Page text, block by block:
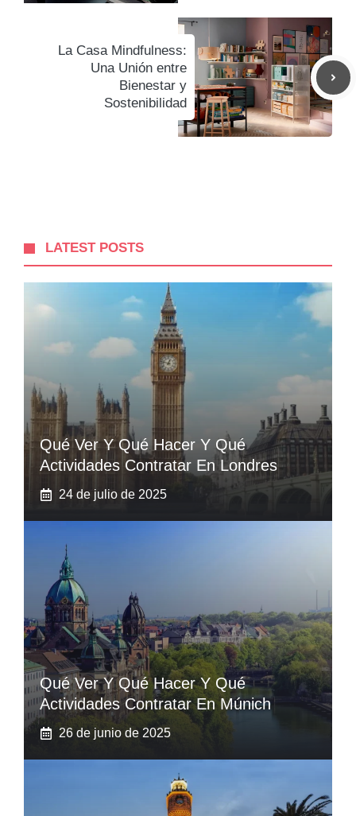
La Casa Mindfulness:
Una Unión entre
Bienestar y
Sostenibilidad
LATEST POSTS
Qué Ver Y Qué Hacer Y Qué
Actividades Contratar En Londres
24 de julio de 2025
Qué Ver Y Qué Hacer Y Qué
Actividades Contratar En Múnich
26 de junio de 2025